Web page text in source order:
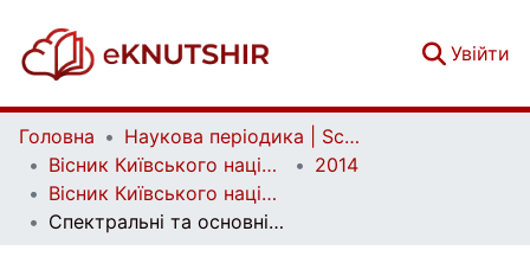
Увійти
Головна
Наукова періодика | Scientific periodicals
Вісник Київського національного університету імені Тараса Шевченка. Хімія | Bulletin of Taras Shevchenko National University of Kyiv. Chemistry
2014
Вісник Київського національного університету імені Тараса Шевченка. Хімія. Вип. 1(50)
Спектральні та основні властивості флавонів в основному і збудженому станах